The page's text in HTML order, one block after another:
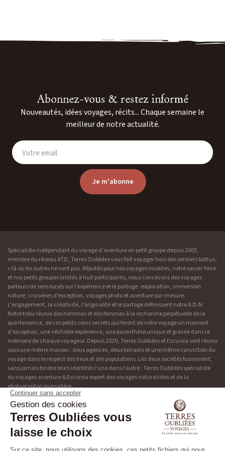
Abonnez-vous & restez informé
Nouveautés, idées voyages, récits... Chaque semaine le
meilleur de notre actualité.
Votre email
Je m'abonne
Spécialiste indépendant du voyage d'aventure en petit groupe depuis 2003,
membre du réseau ATD, Terres Oubliées vous fait voyager hors des sentiers battus,
« là où les autres ne vont pas. Réputés pour nos voyages insolites, notre savoir-faire
et nos petits groupes limités à huit participants, nous concevons des voyages
porteurs de sens basés sur l’expérience et le partage : exploration, immersion
nature, croisières d’exception, voyages photo et aventure sur-mesure.
L'engagement, la créativité, l’originalité et le partage définissent notre A.D.N.
Notre tribu réunie des hommes et des femmes à la recherche perpétuelle de la
quintessence, de ces petits coins secrets qui feront de votre voyage un moment
d’exception, une véritable expérience, une parenthèse unique et gravée dans la
mémoire de chaque voyageur. Depuis 2020, Terres Oubliées et Escursia sont réunis
sous une même maison : deux agences, deux terrains et une même conviction du
voyage dans le respect des lieux et des populations. Les deux sociétés fusionnent,
sans jamais fondre leurs identités l'une dans l'autre : Terres Oubliées spécialiste
du voyages aventure & Escursia expert des voyages naturalistes et de la
photographie animalière.
Découvrir Terres Oubliées
Blog
Adresse & contact